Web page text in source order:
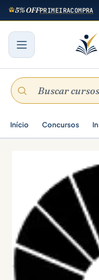
5% OFFPRIMEIRACOMPRA
Início Concursos